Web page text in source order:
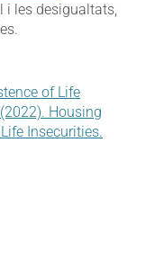
i les desigualtats,
of Life
Housing
Insecurities.